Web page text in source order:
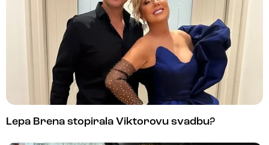
Lepa Brena stopirala Viktorovu svadbu?